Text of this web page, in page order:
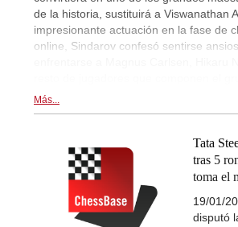
de la historia, sustituirá a Viswanathan
impresionante actuación en la fase de
online, Sindarov confesó sentirse
Más...
Tata
tras 5
toma el
19/01/
disputó